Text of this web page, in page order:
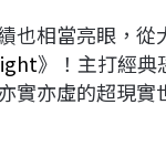
也相當亮眼，
》！主打經典
實亦虛的超現